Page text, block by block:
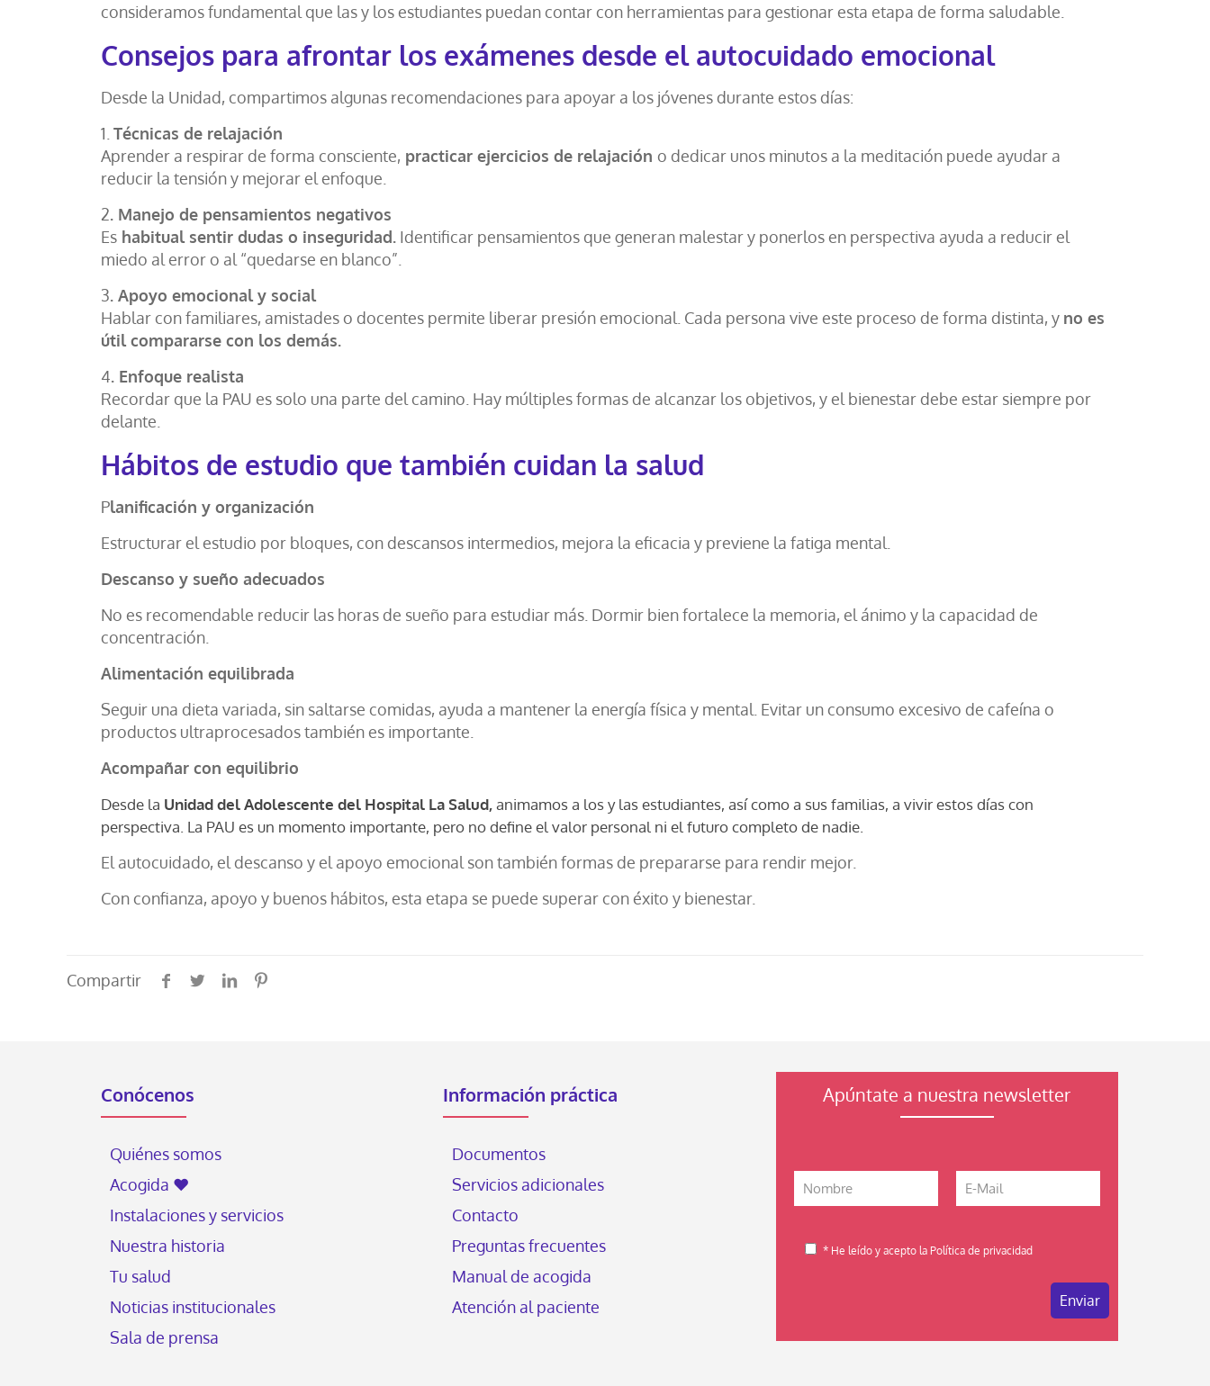
consideramos fundamental que las y los estudiantes puedan contar con herramientas para gestionar esta etapa de forma saludable.
Consejos para afrontar los exámenes desde el autocuidado emocional
Desde la Unidad, compartimos algunas recomendaciones para apoyar a los jóvenes durante estos días:
1. Técnicas de relajación
Aprender a respirar de forma consciente, practicar ejercicios de relajación o dedicar unos minutos a la meditación puede ayudar a
reducir la tensión y mejorar el enfoque.
2. Manejo de pensamientos negativos
Eshabitual sentir dudas o inseguridad.Identificar pensamientos que generan malestar y ponerlos en perspectiva ayuda a reducir el
miedo al error o al “quedarse en blanco”.
3. Apoyo emocional y social
Hablar con familiares, amistades o docentes permite liberar presión emocional. Cada persona vive este proceso de forma distinta, y no es
útil compararse con los demás.
4. Enfoque realista
Recordar que la PAU es solo una parte del camino. Hay múltiples formas de alcanzar los objetivos, y el bienestar debe estar siempre por
delante.
Hábitos de estudio que también cuidan la salud
Planificación y organización
Estructurar el estudio por bloques, con descansos intermedios, mejora la eficacia y previene la fatiga mental.
Descanso y sueño adecuados
No es recomendable reducir las horas de sueño para estudiar más. Dormir bien fortalece la memoria, el ánimo y la capacidad de
concentración.
Alimentación equilibrada
Seguir una dieta variada, sin saltarse comidas, ayuda a mantener la energía física y mental. Evitar un consumo excesivo de cafeína o
productos ultraprocesados también es importante.
Acompañar con equilibrio
Desde la Unidad del Adolescente del Hospital La Salud,animamos a los y las estudiantes, así como a sus familias, a vivir estos días con
perspectiva. La PAU es un momento importante, pero no define el valor personal ni el futuro completo de nadie.
El autocuidado, el descanso y el apoyo emocional son también formas de prepararse para rendir mejor.
Con confianza, apoyo y buenos hábitos, esta etapa se puede superar con éxito y bienestar.
Compartir
Conócenos
Quiénes somos
Acogida ♥
Instalaciones y servicios
Nuestra historia
Tu salud
Noticias institucionales
Sala de prensa
Información práctica
Documentos
Servicios adicionales
Contacto
Preguntas frecuentes
Manual de acogida
Atención al paciente
Apúntate a nuestra newsletter
* He leído y acepto la Política de privacidad